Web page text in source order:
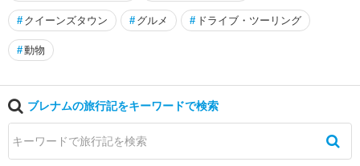
ア
ネ
ル
ノ
ー
ス
# クイーンズタウン # グルメ # ドライブ・ツーリング
#動物
ブレナムの旅行記をキーワードで検索